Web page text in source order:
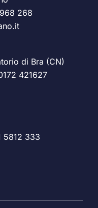
268
di Bra (CN)
421627
5812 333